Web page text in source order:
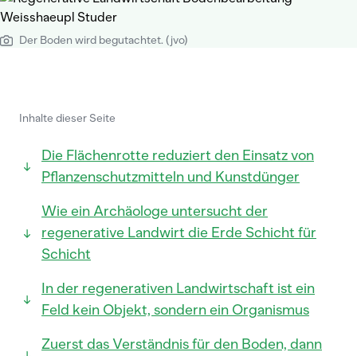
Der Boden wird begutachtet. (jvo)
Inhalte dieser Seite
Die Flächenrotte reduziert den Einsatz von
Pflanzenschutzmitteln und Kunstdünger
Wie ein Archäologe untersucht der
regenerative Landwirt die Erde Schicht für
Schicht
In der regenerativen Landwirtschaft ist ein
Feld kein Objekt, sondern ein Organismus
Zuerst das Verständnis für den Boden, dann